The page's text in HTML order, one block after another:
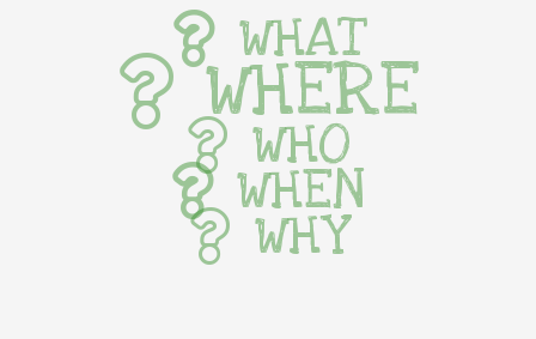
WHAT
WHERE
WHO
WHEN
WHY